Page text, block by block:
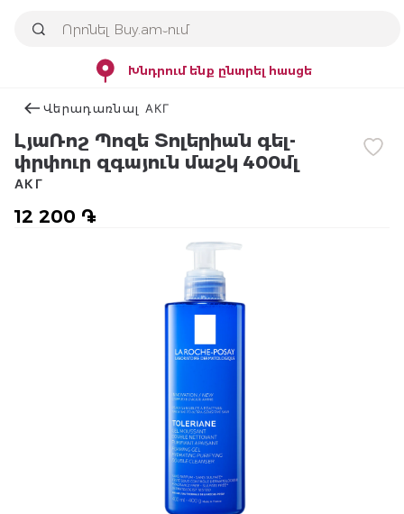
Խնդրում ենք ընտրել հասցե
Վերադառնալ АКГ
ԼյաՌոշ Պոզե Տոլերիան գել-
փրփուր զգայուն մաշկ 400մլ
12 200 ֏
АКГ